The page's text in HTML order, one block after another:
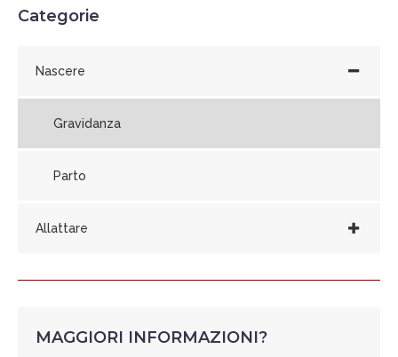
Categorie
Nascere
Gravidanza
Parto
Allattare
MAGGIORI INFORMAZIONI?